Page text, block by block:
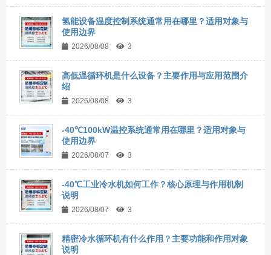
氢能设备温度控制系统通常用在哪里？适用对象与
使用边界
2026/08/08 3
高低温循环机是什么设备？主要作用与应用范围介
绍
2026/08/08 3
-40℃100kW温控系统通常用在哪里？适用对象与
使用边界
2026/08/07 3
-40℃工业冷水机如何工作？核心原理与作用机制
说明
2026/08/07 3
精密冷水循环机有什么作用？主要功能和作用对象
说明